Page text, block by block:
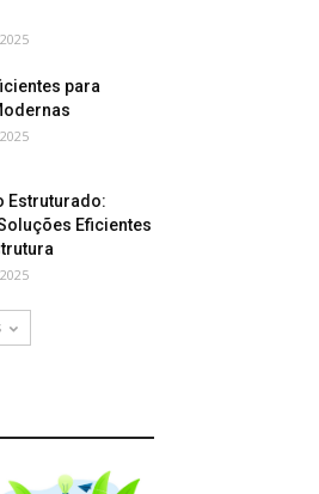
para
Estruturado:
Eficientes